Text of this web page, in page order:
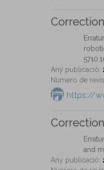
Correction
Any publicació:
Número de
https://
Correction
and
Any publicació: